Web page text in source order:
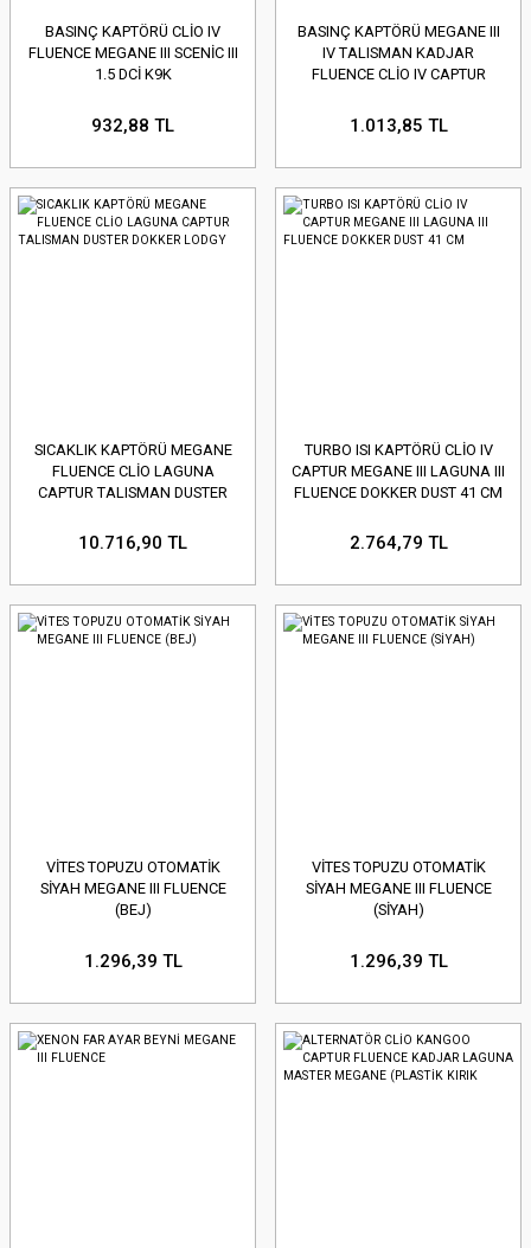
BASINÇ KAPTÖRÜ CLİO IV
FLUENCE MEGANE III SCENİC III
1.5 DCİ K9K
932,88 TL
BASINÇ KAPTÖRÜ MEGANE III
IV TALISMAN KADJAR
FLUENCE CLİO IV CAPTUR
1.013,85 TL
SICAKLIK KAPTÖRÜ MEGANE
FLUENCE CLİO LAGUNA
CAPTUR TALISMAN DUSTER
10.716,90 TL
TURBO ISI KAPTÖRÜ CLİO IV
CAPTUR MEGANE III LAGUNA III
FLUENCE DOKKER DUST 41 CM
2.764,79 TL
VİTES TOPUZU OTOMATİK
SİYAH MEGANE III FLUENCE
(BEJ)
1.296,39 TL
VİTES TOPUZU OTOMATİK
SİYAH MEGANE III FLUENCE
(SİYAH)
1.296,39 TL